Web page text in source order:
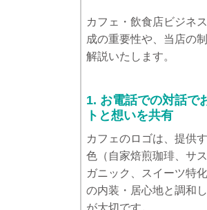
カフェ・飲食店ビジネ
成の重要性や、当店の
解説いたします。
1. お電話での対話で
トと想いを共有
カフェのロゴは、提供
色（自家焙煎珈琲、サ
ガニック、スイーツ特
の内装・居心地と調和